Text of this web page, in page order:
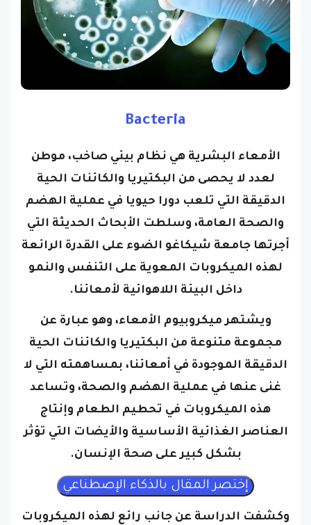
Bacteria
الأمعاء البشرية هي نظام بيئي صاخب، موطن
لعدد لا يحصى من البكتيريا والكائنات الحية
الدقيقة التي تلعب دورا حيويا في عملية الهضم
والصحة العامة، وسلطت الأبحاث الحديثة التي
أجرتها جامعة شيكاغو الضوء على القدرة الرائعة
لهذه الميكروبات المعوية على التنفس والنمو
داخل البيئة اللاهوائية لأمعائنا.
ويشتهر ميكروبيوم الأمعاء، وهو عبارة عن
مجموعة متنوعة من البكتيريا والكائنات الحية
الدقيقة الموجودة في أمعائنا، بمساهمته التي لا
غنى عنها في عملية الهضم والصحة، وتساعد
هذه الميكروبات في تحطيم الطعام وإنتاج
العناصر الغذائية الأساسية والأيضات التي تؤثر
بشكل كبير على صحة الإنسان.
وكشفت الدراسة عن جانب رائع لهذه الميكروبات